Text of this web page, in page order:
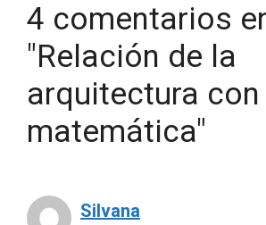
4 comentarios
"Relación de la
arquitectura con
matemática"
Silvana